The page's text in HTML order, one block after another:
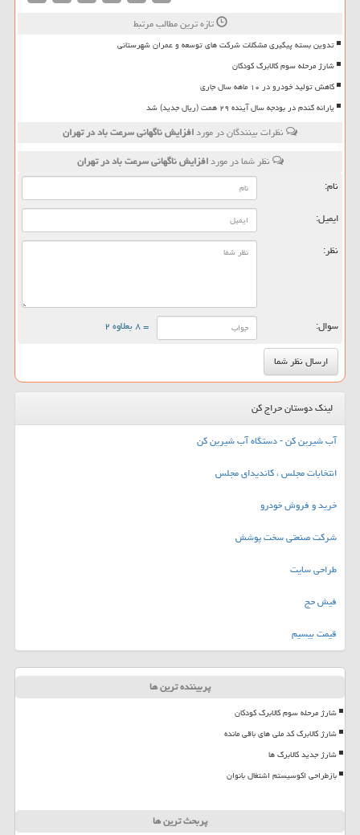
تازه ترین مطالب مرتبط
تدوین بسته پیگیری مشکلات شرکت های توسعه و عمران شهرستانی
شارژ مرحله سوم کالابرگ کودکان
کاهش تولید خودرو در ۱۰ ماهه سال جاری
یارانه گندم در بودجه سال آینده ۲۹ همت (ریال جدید) شد
نظرات بینندگان در موردافزایش ناگهانی سرعت باد در تهران
نظر شما در موردافزایش ناگهانی سرعت باد در تهران
نام:
ایمیل:
نظر:
سوال: = ۸ بعلاوه ۲
لینک دوستان حراج کن
آب شیرین کن - دستگاه آب شیرین کن
انتخابات مجلس ، کاندیدای مجلس
خرید و فروش خودرو
شرکت صنعتی سخت پوشش
طراحی سایت
فیش حج
قیمت بیسیم
پربیننده ترین ها
شارژ مرحله سوم کالابرگ کودکان
شارژ کالابرگ کد ملی های باقی مانده
شارژ جدید کالابرگ ها
بازطراحی اکوسیستم اشتغال بانوان
پربحث ترین ها